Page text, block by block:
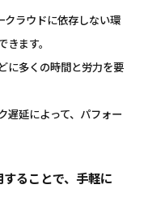
ラウドに依存しない環
ます。
に多くの時間と労力を要
遅延によって、パフォー
ることで、手軽に